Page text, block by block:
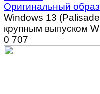
Оригинальный
Windows 13
крупным выпуском
0 707